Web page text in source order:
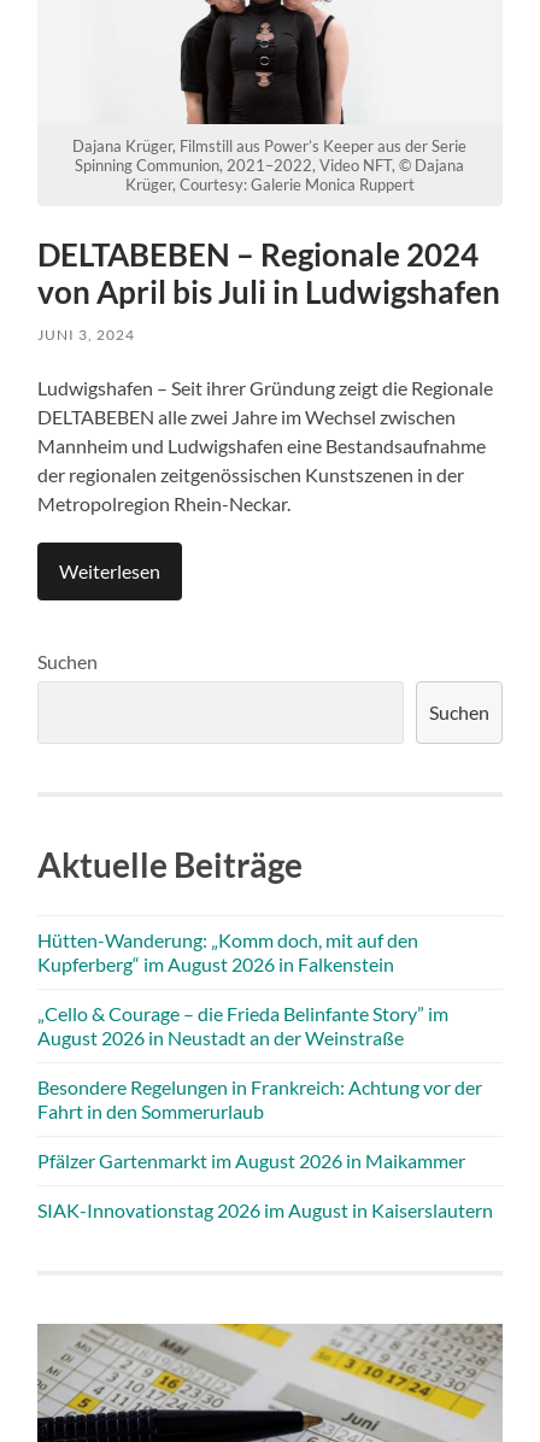
Dajana Krüger, Filmstill aus Power’s Keeper aus der Serie
Spinning Communion, 2021–2022, Video NFT, © Dajana
Krüger, Courtesy: Galerie Monica Ruppert
DELTABEBEN – Regionale 2024
von April bis Juli in Ludwigshafen
JUNI 3, 2024
Ludwigshafen – Seit ihrer Gründung zeigt die Regionale
DELTABEBEN alle zwei Jahre im Wechsel zwischen
Mannheim und Ludwigshafen eine Bestandsaufnahme
der regionalen zeitgenössischen Kunstszenen in der
Metropolregion Rhein-Neckar.
Weiterlesen
Suchen
Suchen
Aktuelle Beiträge
Hütten-Wanderung: „Komm doch, mit auf den
Kupferberg“ im August 2026 in Falkenstein
„Cello & Courage – die Frieda Belinfante Story” im
August 2026 in Neustadt an der Weinstraße
Besondere Regelungen in Frankreich: Achtung vor der
Fahrt in den Sommerurlaub
Pfälzer Gartenmarkt im August 2026 in Maikammer
SIAK-Innovationstag 2026 im August in Kaiserslautern